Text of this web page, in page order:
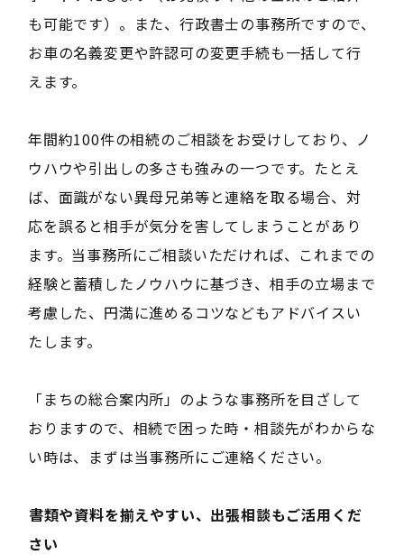
も可能です）。また、行政書士の事務所ですので、
お車の名義変更や許認可の変更手続も一括して行
えます。
年間約100件の相続のご相談をお受けしており、ノ
ウハウや引出しの多さも強みの一つです。たとえ
ば、面識がない異母兄弟等と連絡を取る場合、対
応を誤ると相手が気分を害してしまうことがあり
ます。当事務所にご相談いただければ、これまでの
経験と蓄積したノウハウに基づき、相手の立場まで
考慮した、円満に進めるコツなどもアドバイスい
たします。
「まちの総合案内所」のような事務所を目ざして
おりますので、相続で困った時・相談先がわからな
い時は、まずは当事務所にご連絡ください。
――書類や資料を揃えやすい、出張相談もご活用くだ
さい――